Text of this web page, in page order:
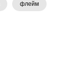
флейм